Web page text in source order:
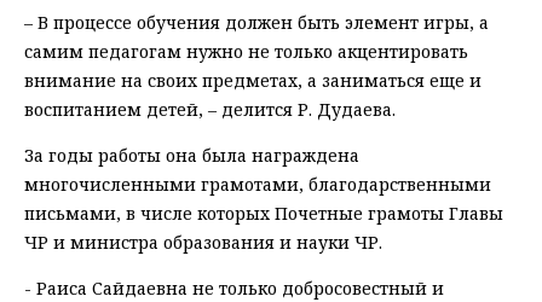
– В процессе обучения должен быть элемент игры, а
самим педагогам нужно не только акцентировать
внимание на своих предметах, а заниматься еще и
воспитанием детей, – делится Р. Дудаева.
За годы работы она была награждена
многочисленными грамотами, благодарственными
письмами, в числе которых Почетные грамоты Главы
ЧР и министра образования и науки ЧР.
- Раиса Сайдаевна не только добросовестный и